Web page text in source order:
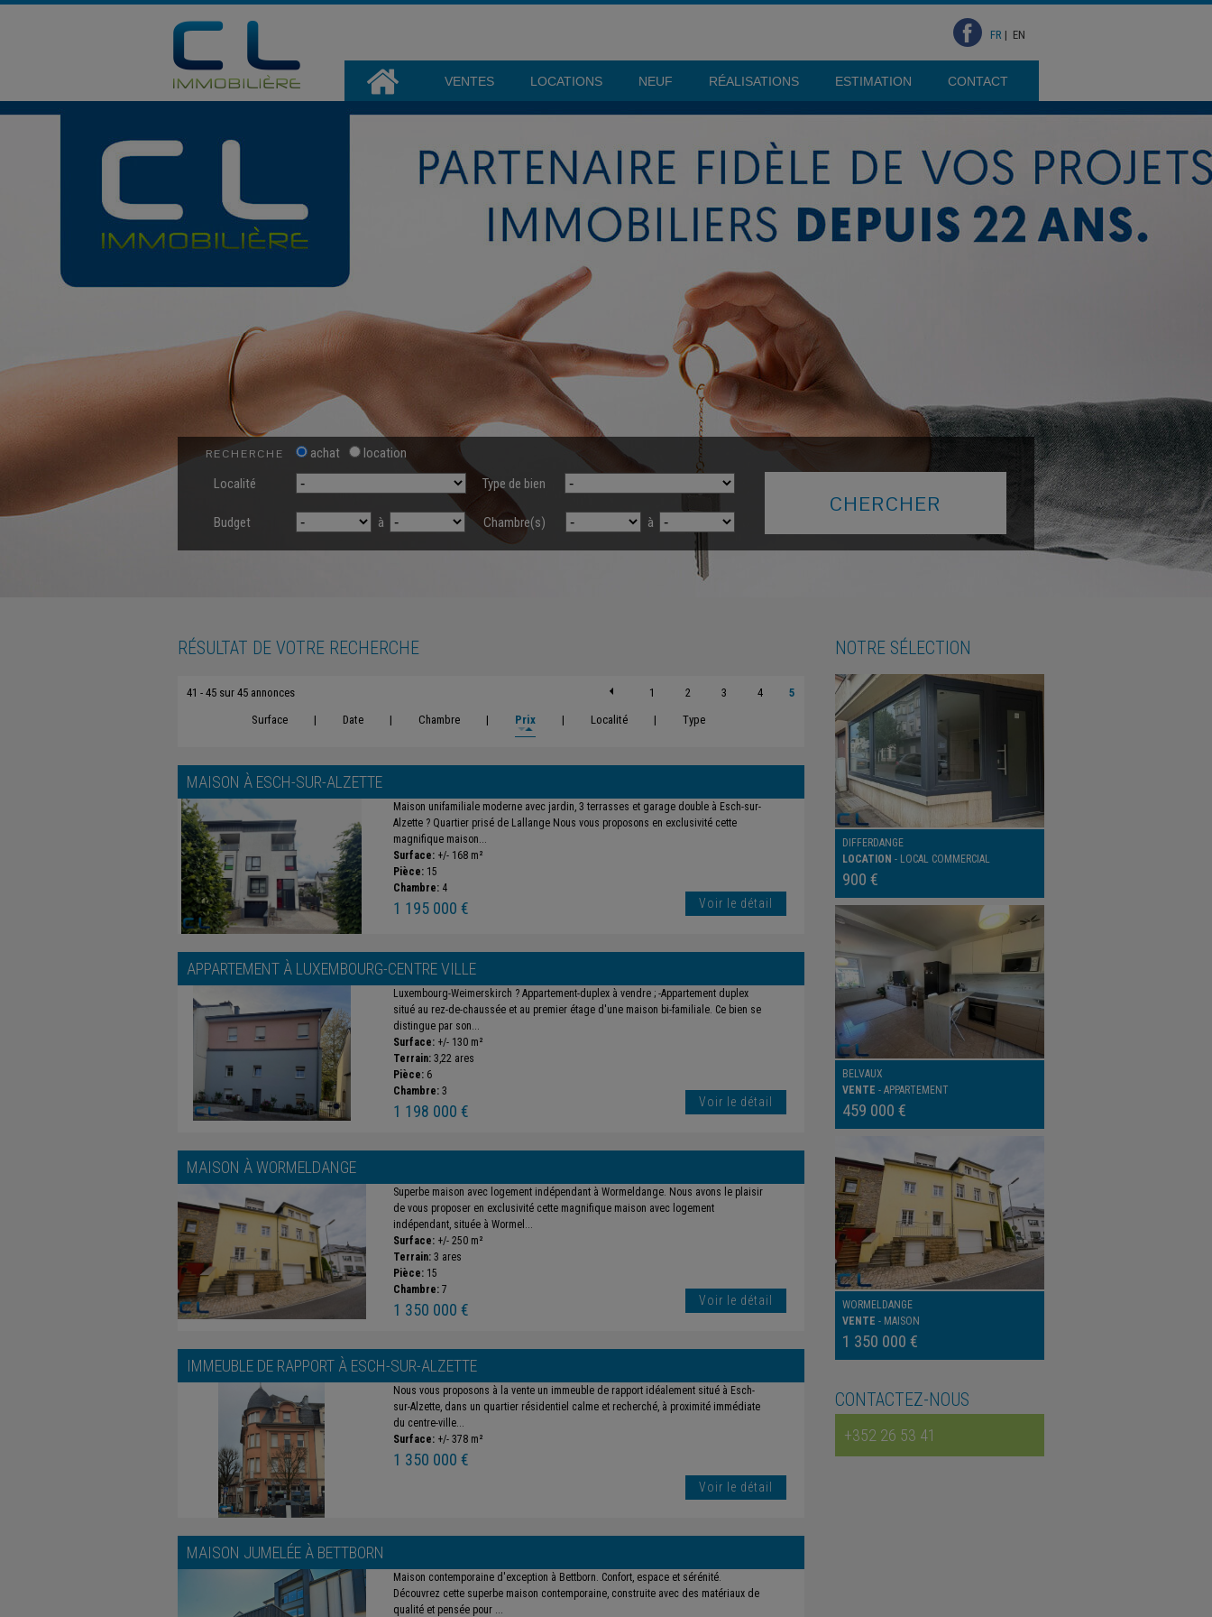
FR | EN
VENTES LOCATIONS NEUF RÉALISATIONS ESTIMATION CONTACT
RECHERCHE achat
location
Localité
Type de bien
Budget à Chambre(s) à
RÉSULTAT DE VOTRE RECHERCHE
41 - 45 sur 45 annonces 1 2 3 4
5
Surface
| Date | Chambre | Prix | Localité | Type
MAISON À ESCH-SUR-ALZETTE
Maison unifamiliale moderne avec jardin, 3 terrasses et garage double à Esch-sur-
Alzette ? Quartier prisé de Lallange Nous vous proposons en exclusivité cette
magnifique maison...
Surface: +/- 168 m²
Pièce: 15
Chambre: 4
1 195 000 € Voir le détail
APPARTEMENT À LUXEMBOURG-CENTRE VILLE
Luxembourg-Weimerskirch ? Appartement-duplex à vendre ; -Appartement duplex
situé au rez-de-chaussée et au premier étage d'une maison bi-familiale. Ce bien se
distingue par son...
Surface: +/- 130 m²
Terrain: 3,22 ares
Pièce: 6
Chambre: 3
1 198 000 € Voir le détail
MAISON ÀWORMELDANGE
Superbe maison avec logement indépendant à Wormeldange. Nous avons le plaisir
de vous proposer en exclusivité cette magnifique maison avec logement
indépendant, située à Wormel...
Surface: +/- 250 m²
Terrain: 3 ares
Pièce: 15
Chambre: 7
1 350 000 € Voir le détail
IMMEUBLE DE RAPPORT À ESCH-SUR-ALZETTE
Nous vous proposons à la vente un immeuble de rapport idéalement situé à Esch-
sur-Alzette, dans un quartier résidentiel calme et recherché, à proximité immédiate
du centre-ville...
Surface: +/- 378 m²
1 350 000 €
Voir le détail
MAISON JUMELÉE À BETTBORN
Maison contemporaine d'exception à Bettborn. Confort, espace et sérénité.
Découvrez cette superbe maison contemporaine, construite avec des matériaux de
qualité et pensée pour ...
NOTRE SÉLECTION
DIFFERDANGE
LOCATION - LOCAL COMMERCIAL
900 €
BELVAUX
VENTE - APPARTEMENT
459 000 €
WORMELDANGE
VENTE - MAISON
1 350 000 €
CONTACTEZ-NOUS
+352 26 53 41